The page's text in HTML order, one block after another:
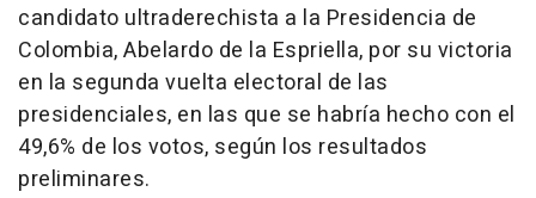
candidato ultraderechista a la Presidencia de
Colombia, Abelardo de la Espriella, por su victoria
en la segunda vuelta electoral de las
presidenciales, en las que se habría hecho con el
49,6% de los votos, según los resultados
preliminares.